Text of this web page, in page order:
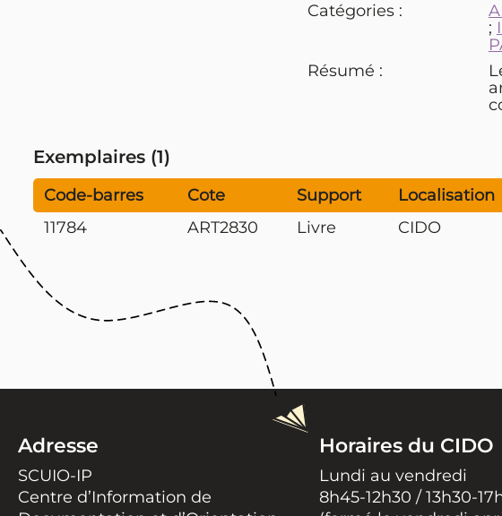
Catégories :
;
Résumé :
Exemplaires (1)
Code-barres Cote Support Localisation
11784
ART2830 Livre CIDO
Adresse
SCUIO-IP
Centre d’Information de
Horaires du CIDO
Lundi au vendredi
8h45-12h30 / 13h30-